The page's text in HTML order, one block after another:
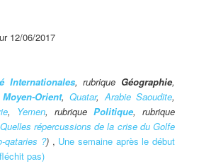
12/06/2017
Internationales, rubrique Géographie,
Moyen-Orient,Quatar,Arabie Saoudite,
, Yemen, rubriquePolitique, rubrique
Quelles répercussions de la crise du Golfe
qataries ?), Une semaine après le début
pas)